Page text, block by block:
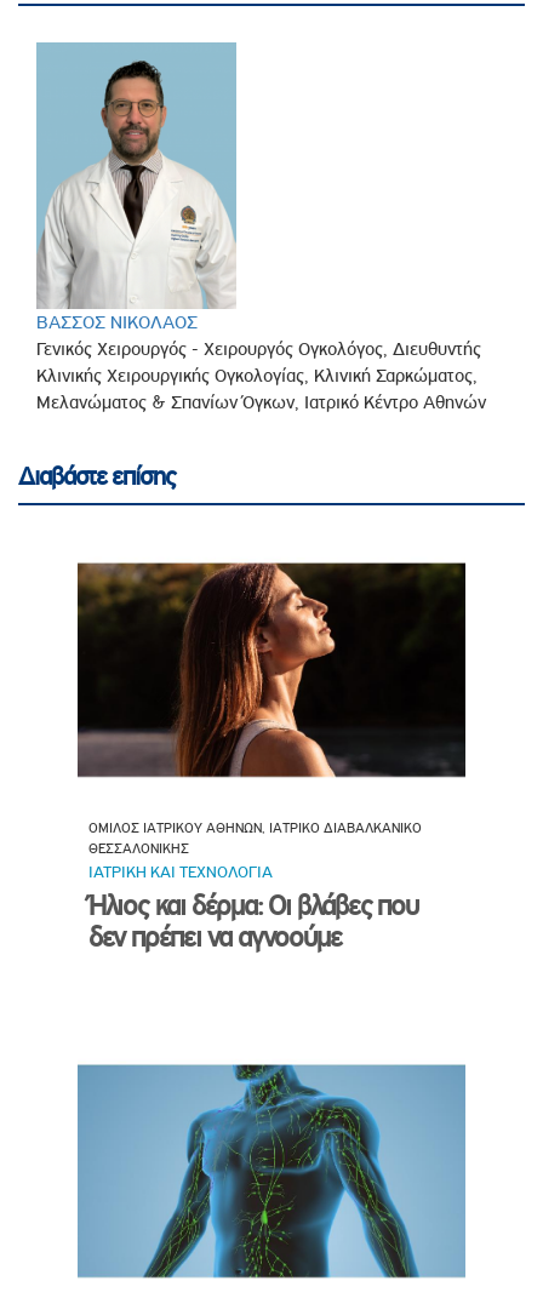
ΒΑΣΣΟΣ ΝΙΚΟΛΑΟΣ
Γενικός Χειρουργός - Χειρουργός Ογκολόγος, Διευθυντής
Κλινικής Χειρουργικής Ογκολογίας, Κλινική Σαρκώματος,
Μελανώματος & Σπανίων Όγκων, Ιατρικό Κέντρο Αθηνών
Διαβάστε επίσης
ΟΜΙΛΟΣ ΙΑΤΡΙΚΟΥ ΑΘΗΝΩΝ, ΙΑΤΡΙΚΟ ΔΙΑΒΑΛΚΑΝΙΚΟ
ΘΕΣΣΑΛΟΝΙΚΗΣ
ΙΑΤΡΙΚΗ ΚΑΙ ΤΕΧΝΟΛΟΓΙΑ
Ήλιος και δέρμα: Οι βλάβες που
δεν πρέπει να αγνοούμε